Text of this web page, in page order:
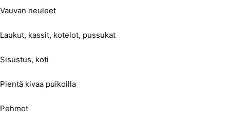
Vauvan neuleet
Laukut, kassit, kotelot, pussukat
Sisustus, koti
Pientä kivaa puikoilla
Pehmot